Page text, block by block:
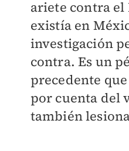
ariete contra el
existía en
investigación
contra. Es un
precedente
por cuenta del
también